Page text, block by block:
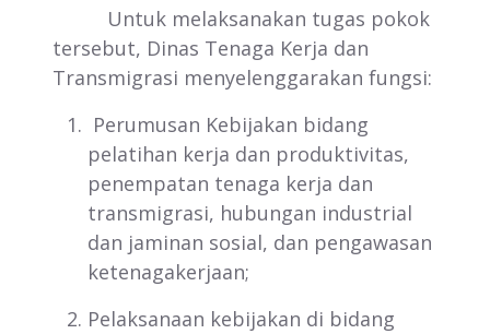
Untuk melaksanakan tugas pokok
tersebut, Dinas Tenaga Kerja dan
Transmigrasi menyelenggarakan fungsi:
Perumusan Kebijakan bidang
pelatihan kerja dan produktivitas,
penempatan tenaga kerja dan
transmigrasi, hubungan industrial
dan jaminan sosial, dan pengawasan
ketenagakerjaan;
Pelaksanaan kebijakan di bidang